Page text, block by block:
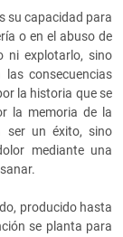
su capacidad para
o en el abuso de
ni explotarlo, sino
consecuencias
la historia que se
la memoria de la
ser un éxito, sino
mediante una
producido hasta
se planta para